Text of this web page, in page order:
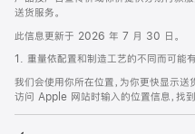
送货服务。
此信息更新于 2026 年 7 月 30 日。
1. 重量依配置和制造工艺的不同而可能有
我们会使用你所在位置，为你更快显示送
访问 Apple 网站时输入的位置信息，找到